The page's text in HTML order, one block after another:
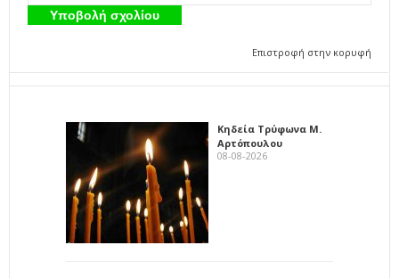
Επιστροφή στην κορυφή
Κηδεία Τρύφωνα Μ.
Αρτόπουλου
08-08-2026